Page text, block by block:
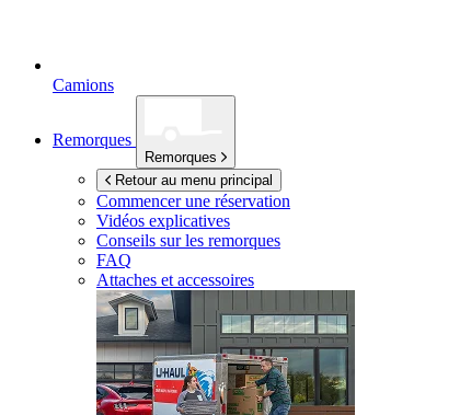
Camions
Remorques
Remorques
Retour au menu principal
Commencer une réservation
Vidéos explicatives
Conseils sur les remorques
FAQ
Attaches et accessoires